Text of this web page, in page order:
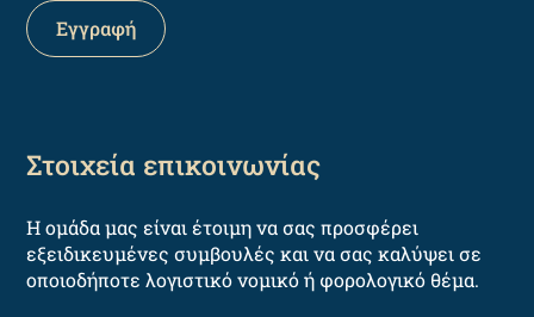
Στοιχεία επικοινωνίας
Η ομάδα μας είναι έτοιμη να σας προσφέρει
εξειδικευμένες συμβουλές και να σας καλύψει σε
οποιοδήποτε λογιστικό νομικό ή φορολογικό θέμα.